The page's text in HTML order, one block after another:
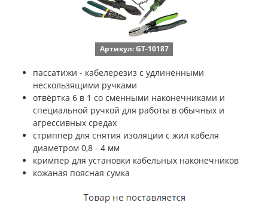
Артикул: GT-10187
пассатижи - кабелерезиз с удлинёнными
нескользящими ручками
отвёртка 6 в 1 со сменными наконечниками и
специальной ручкой для работы в обычных и
агрессивных средах
стриппер для снятия изоляции с жил кабеля
диаметром 0,8 - 4 мм
кримпер для установки кабельных наконечников
кожаная поясная сумка